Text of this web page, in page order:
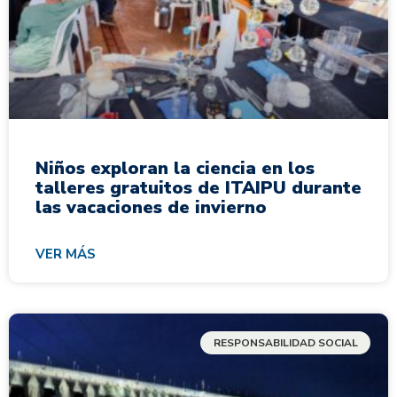
Niños exploran la ciencia en los
talleres gratuitos de ITAIPU durante
las vacaciones de invierno
VER MÁS
RESPONSABILIDAD SOCIAL